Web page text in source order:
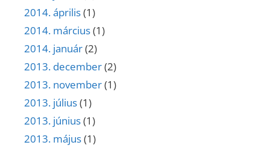
2014. április(1)
2014. március(1)
2014. január(2)
2013. december(2)
2013. november(1)
2013. július(1)
2013. június(1)
2013. május(1)